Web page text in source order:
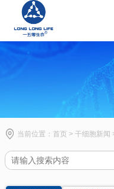
当前位置：首页 >干细胞新闻